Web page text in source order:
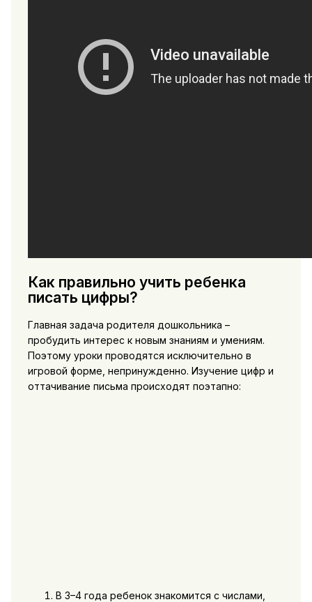
Как правильно учить ребенка
писать цифры?
Главная задача родителя дошкольника –
пробудить интерес к новым знаниям и умениям.
Поэтому уроки проводятся исключительно в
игровой форме, непринужденно. Изучение цифр и
оттачивание письма происходят поэтапно:
В 3–4 года ребенок знакомится с числами,